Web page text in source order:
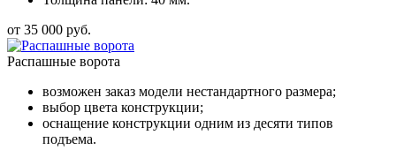
от 35 000 руб.
Распашные ворота
возможен заказ модели нестандартного размера;
выбор цвета конструкции;
оснащение конструкции одним из десяти типов
подъема.